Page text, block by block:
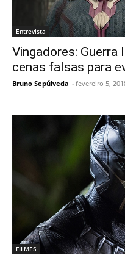
Entrevista
Vingadores:
cenas falsas para
Bruno Sepúlveda - fevereiro 5,
FILMES